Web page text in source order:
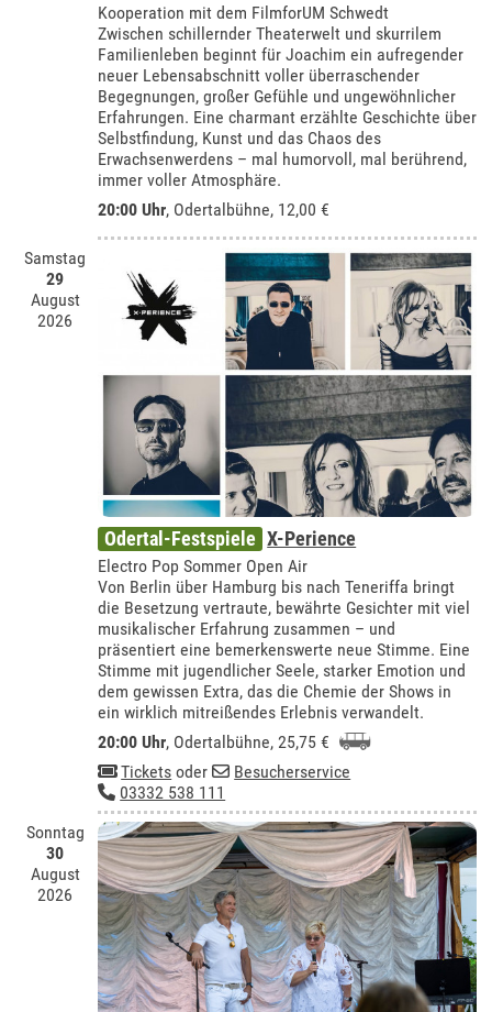
Kooperation mit dem FilmforUM Schwedt
Zwischen schillernder Theaterwelt und skurrilem
Familienleben beginnt für Joachim ein aufregender
neuer Lebensabschnitt voller überraschender
Begegnungen, großer Gefühle und ungewöhnlicher
Erfahrungen. Eine charmant erzählte Geschichte über
Selbstfindung, Kunst und das Chaos des
Erwachsenwerdens – mal humorvoll, mal berührend,
immer voller Atmosphäre.
20:00 Uhr, Odertalbühne, 12,00 €
Samstag
29
August
2026
Odertal-Festspiele X-Perience
Electro Pop Sommer Open Air
Von Berlin über Hamburg bis nach Teneriffa bringt
die Besetzung vertraute, bewährte Gesichter mit viel
musikalischer Erfahrung zusammen – und
präsentiert eine bemerkenswerte neue Stimme. Eine
Stimme mit jugendlicher Seele, starker Emotion und
dem gewissen Extra, das die Chemie der Shows in
ein wirklich mitreißendes Erlebnis verwandelt.
20:00 Uhr, Odertalbühne, 25,75 €
Tickets oder
Besucherservice
03332 538 111
Sonntag
30
August
2026